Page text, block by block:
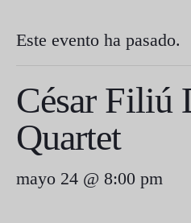
Este evento ha pasado.
César Filiú
Quartet
mayo 24 @ 8:00 pm